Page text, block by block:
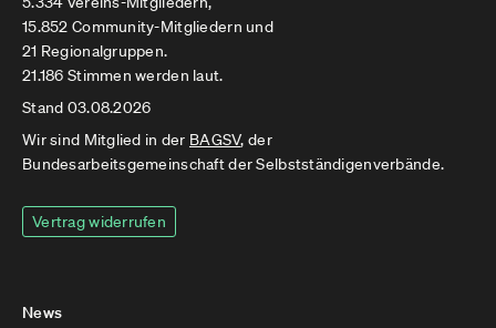
15.852 Community-Mitgliedern und
21 Regionalgruppen.
21.186 Stimmen werden laut.
Stand 03.08.2026
Wir sind Mitglied in der BAGSV, der
Bundesarbeitsgemeinschaft der Selbstständigenverbände.
Vertrag widerrufen
News